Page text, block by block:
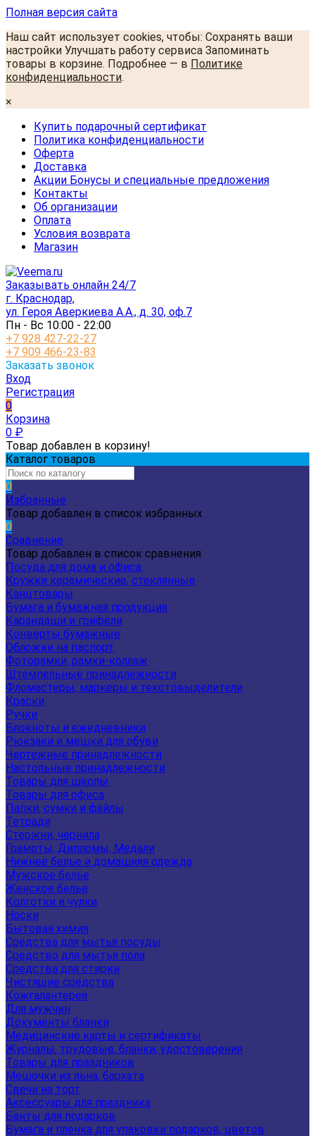
Полная версия сайта
Наш сайт использует cookies, чтобы: Сохранять ваши
настройки Улучшать работу сервиса Запоминать
товары в корзине. Подробнее — в Политике
конфиденциальности.
×
Купить подарочный сертификат
Политика конфиденциальности
Оферта
Доставка
Акции Бонусы и специальные предложения
Контакты
Об организации
Оплата
Условия возврата
Магазин
Заказывать онлайн 24/7
г. Краснодар,
ул. Героя Аверкиева А.А., д. 30, оф.7
Пн - Вс 10:00 - 22:00
+7 928 427-22-27
+7 909 466-23-83
Заказать звонок
Вход
Регистрация
0
Корзина
0 ₽
Товар добавлен в корзину!
Каталог товаров
0
Избранные
Товар добавлен в список избранных
0
Сравнение
Товар добавлен в список сравнения
Посуда для дома и офиса
Кружки керамические, стеклянные
Канцтовары
Бумага и бумажная продукция
Карандаши и грифели
Конверты бумажные
Обложки на паспорт
Фоторамки, рамки-коллаж
Штемпельные принадлежности
Фломастеры, маркеры и текстовыделители
Краски
Ручки
Блокноты и ежедневники
Рюкзаки и мешки для обуви
Чертежные принадлежности
Настольные принадлежности
Товары для школы
Товары для офиса
Папки, сумки и файлы
Тетради
Стержни, чернила
Грамоты, Дипломы, Медали
Нижнее белье и домашняя одежда
Мужское белье
Женское белье
Колготки и чулки
Носки
Бытовая химия
Средства для мытья посуды
Средство для мытья пола
Средства для стирки
Чистящие средства
Кожгалантерея
Для мужчин
Документы бланки
Медицинские карты и сертификаты
Журналы, трудовые, бланки, удостоверения
Товары для праздников
Мешочки из льна, бархата
Свечи на торт
Аксессуары для праздника
Банты для подарков
Бумага и пленка для упаковки подарков, цветов